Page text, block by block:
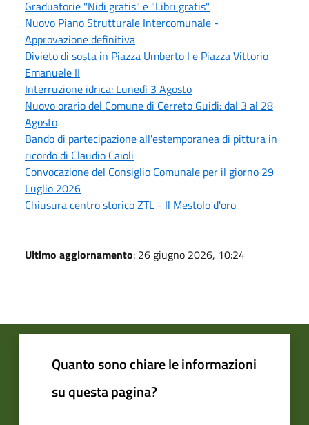
Graduatorie "Nidi gratis" e "Libri gratis"
Nuovo Piano Strutturale Intercomunale -
Approvazione definitiva
Divieto di sosta in Piazza Umberto I e Piazza Vittorio
Emanuele II
Interruzione idrica: Lunedì 3 Agosto
Nuovo orario del Comune di Cerreto Guidi: dal 3 al 28
Agosto
Bando di partecipazione all'estemporanea di pittura in
ricordo di Claudio Caioli
Convocazione del Consiglio Comunale per il giorno 29
Luglio 2026
Chiusura centro storico ZTL - Il Mestolo d'oro
Ultimo aggiornamento: 26 giugno 2026, 10:24
Quanto sono chiare le informazioni
su questa pagina?